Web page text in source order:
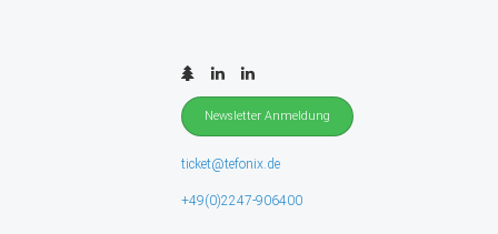
Newsletter Anmeldung
ticket@tefonix.de
+49(0)2247-906400